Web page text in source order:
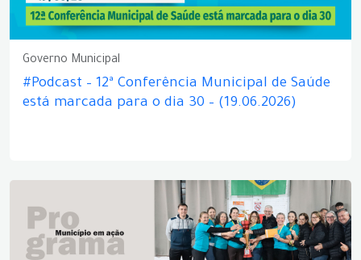
Governo Municipal
#Podcast – 12ª Conferência Municipal de Saúde
está marcada para o dia 30 – (19.06.2026)